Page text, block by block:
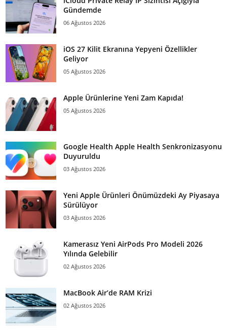
Gündemde
06 Ağustos 2026
iOS 27 Kilit Ekranına Yepyeni Özellikler
Geliyor
05 Ağustos 2026
Apple Ürünlerine Yeni Zam Kapıda!
05 Ağustos 2026
Google Health Apple Health Senkronizasyonu
Duyuruldu
03 Ağustos 2026
Yeni Apple Ürünleri Önümüzdeki Ay Piyasaya
Sürülüyor
03 Ağustos 2026
Kamerasız Yeni AirPods Pro Modeli 2026
Yılında Gelebilir
02 Ağustos 2026
MacBook Air’de RAM Krizi
02 Ağustos 2026